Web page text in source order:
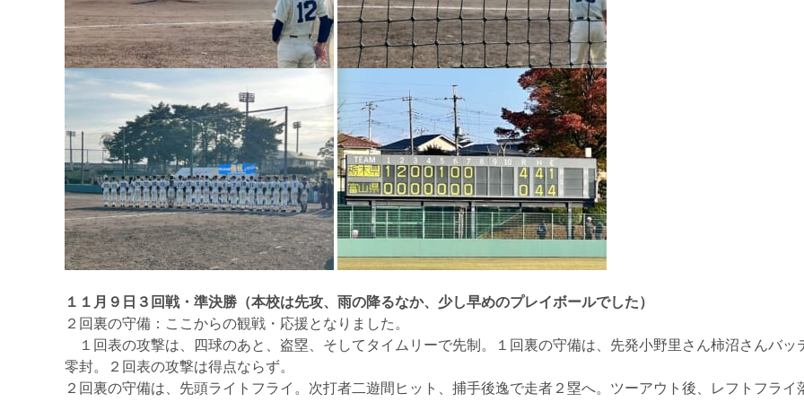
１１月９日３回戦・準決勝（本校は先攻、雨の降るなか、少し早めのプレイボールでした）
２回裏の守備：ここからの観戦・応援となりました。
１回表の攻撃は、四球のあと、盗塁、そしてタイムリーで先制。１回裏の守備は、先発小野里さん柿沼さんバッ
零封。２回表の攻撃は得点ならず。
２回裏の守備は、先頭ライトフライ。次打者二遊間ヒット、捕手後逸で走者２塁へ。ツーアウト後、レフトフライ